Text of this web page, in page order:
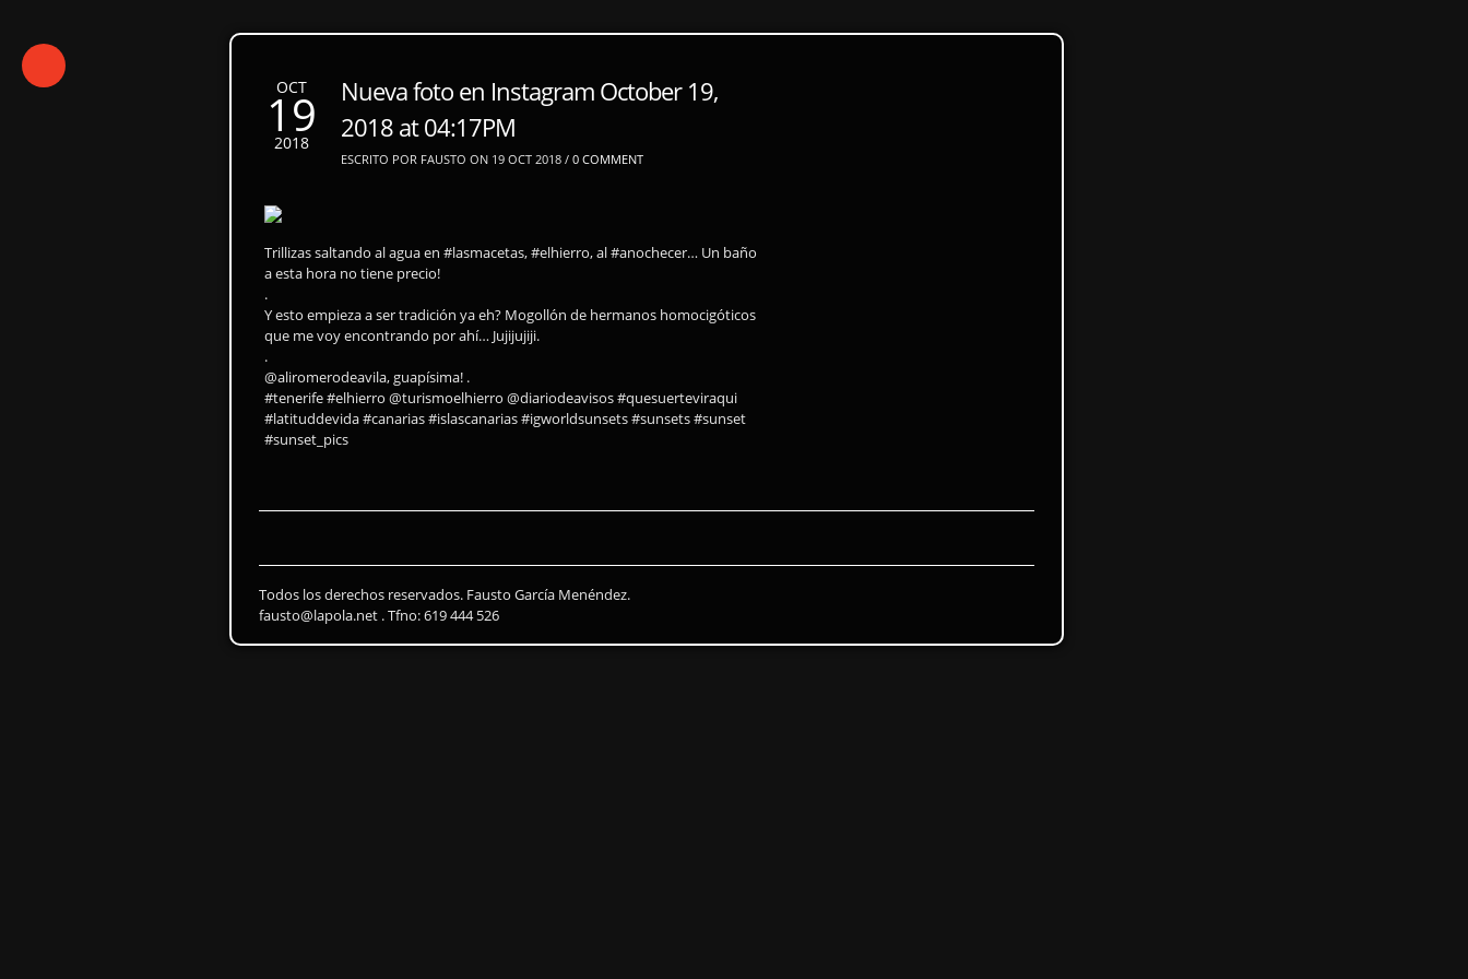
OCT
19
2018
Nueva foto en Instagram October 19,
2018 at 04:17PM
ESCRITO POR FAUSTO ON 19 OCT 2018 / 0 COMMENT
Trillizas saltando al agua en #lasmacetas, #elhierro, al #anochecer… Un baño
a esta hora no tiene precio!
.
Y esto empieza a ser tradición ya eh? Mogollón de hermanos homocigóticos
que me voy encontrando por ahí… Jujijujiji.
.
@aliromerodeavila, guapísima! .
#tenerife #elhierro @turismoelhierro @diariodeavisos #quesuerteviraqui
#latituddevida #canarias #islascanarias #igworldsunsets #sunsets #sunset
#sunset_pics
Todos los derechos reservados. Fausto García Menéndez.
fausto@lapola.net . Tfno: 619 444 526